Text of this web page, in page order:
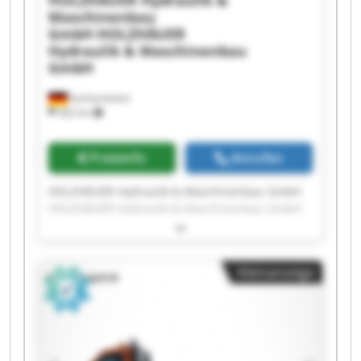
Sachsenheim
262 km
Maschinenbau
GmbHHOLZHÄUER
Hydraulik & Maschinenbau
GmbH
Preisinfo Anrufen
HOLZHÄUER Hydraulik & Maschinenbau GmbH
HOLZHÄUER Hydraulik & Maschinenbau GmbH
HOLZHÄUER Hydraulik & Maschinenbau GmbH
HOLZHÄUER Hydraulik & Maschinenbau GmbH
HOLZHÄUER Hydraulik & Maschinenbau GmbH
HOLZHÄUER Hydraulik & Maschinenbau GmbH
HOLZHÄUER Hydraulik & Maschinenbau GmbH
Kleinanzeige